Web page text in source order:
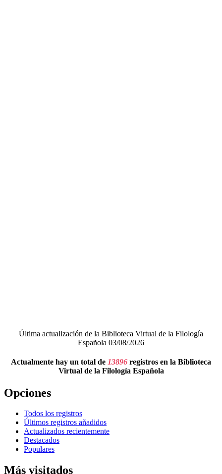
Última actualización de la Biblioteca Virtual de la Filología
Española 03/08/2026
Actualmente hay un total de 13896 registros en la Biblioteca
Virtual de la Filología Española
Opciones
Todos los registros
Últimos registros añadidos
Actualizados recientemente
Destacados
Populares
Más visitados